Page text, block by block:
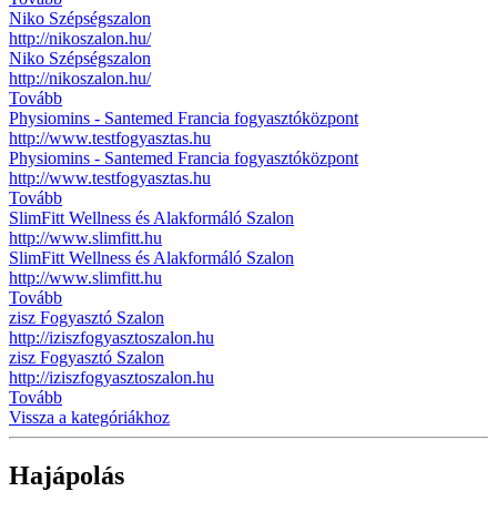
Niko Szépségszalon
http://nikoszalon.hu/
Niko Szépségszalon
http://nikoszalon.hu/
Tovább
Physiomins - Santemed Francia fogyasztóközpont
http://www.testfogyasztas.hu
Physiomins - Santemed Francia fogyasztóközpont
http://www.testfogyasztas.hu
Tovább
SlimFitt Wellness és Alakformáló Szalon
http://www.slimfitt.hu
SlimFitt Wellness és Alakformáló Szalon
http://www.slimfitt.hu
Tovább
zisz Fogyasztó Szalon
http://iziszfogyasztoszalon.hu
zisz Fogyasztó Szalon
http://iziszfogyasztoszalon.hu
Tovább
Vissza a kategóriákhoz
Hajápolás